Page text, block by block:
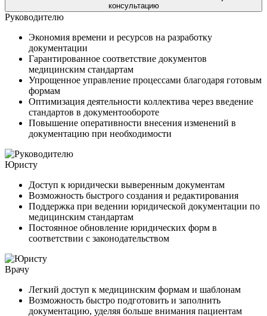
консультацию
Руководителю
Экономия времени и ресурсов на разработку
документации
Гарантированное соответствие документов
медицинским стандартам
Упрощенное управление процессами благодаря готовым
формам
Оптимизация деятельности коллектива через введение
стандартов в документообороте
Повышение оперативности внесения изменений в
документацию при необходимости
Юристу
Доступ к юридически выверенным документам
Возможность быстрого создания и редактирования
Поддержка при ведении юридической документации по
медицинским стандартам
Постоянное обновление юридических форм в
соответствии с законодательством
Врачу
Легкий доступ к медицинским формам и шаблонам
Возможность быстро подготовить и заполнить
документацию, уделяя больше внимания пациентам